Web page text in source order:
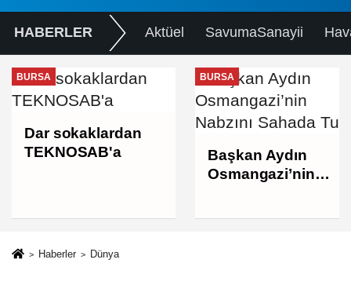
HABERLER Aktüel SavumaSanayii
BURSA
Dar sokaklardan
TEKNOSAB'a
BURSA
Başkan Aydın
Osmangazi’nin
Haberler Dünya